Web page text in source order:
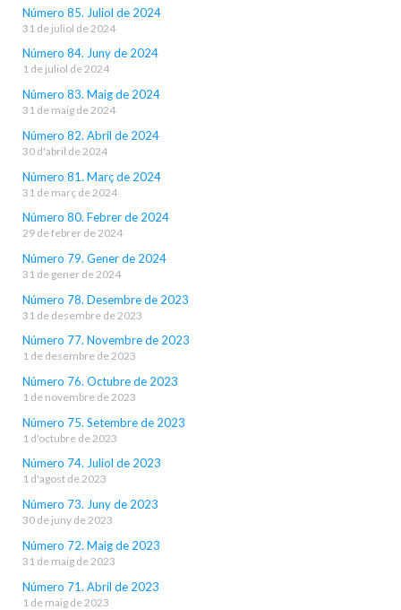
Número 85. Juliol de 2024
31 de juliol de 2024
Número 84. Juny de 2024
1 de juliol de 2024
Número 83. Maig de 2024
31 de maig de 2024
Número 82. Abril de 2024
30 d'abril de 2024
Número 81. Març de 2024
31 de març de 2024
Número 80. Febrer de 2024
29 de febrer de 2024
Número 79. Gener de 2024
31 de gener de 2024
Número 78. Desembre de 2023
31 de desembre de 2023
Número 77. Novembre de 2023
1 de desembre de 2023
Número 76. Octubre de 2023
1 de novembre de 2023
Número 75. Setembre de 2023
1 d'octubre de 2023
Número 74. Juliol de 2023
1 d'agost de 2023
Número 73. Juny de 2023
30 de juny de 2023
Número 72. Maig de 2023
31 de maig de 2023
Número 71. Abril de 2023
1 de maig de 2023